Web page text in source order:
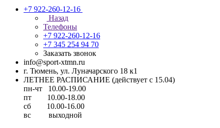
+7 922-260-12-16
Назад
Телефоны
+7 922-260-12-16
+7 345 254 94 70
Заказать звонок
info@sport-xtmn.ru
г. Тюмень, ул. Луначарского 18 к1
ЛЕТНЕЕ РАСПИСАНИЕ (действует с 15.04)
пн-чт 10.00-19.00
пт 10.00-18.00
сб 10.00-16.00
вс выходной